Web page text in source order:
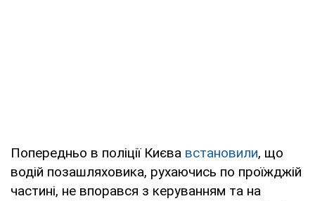
Попередньо в поліції Києва встановили, що
водій позашляховика, рухаючись по проїжджій
частині, не впорався з керуванням та на